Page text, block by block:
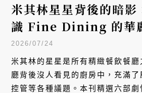
米其林星星背後的暗影
識 Fine Dining 的華
2026/07/24
米其林的星星是所有精緻餐飲餐
廳背後沒人看見的廚房中，充滿
控管等各種議題。本刊精選六部